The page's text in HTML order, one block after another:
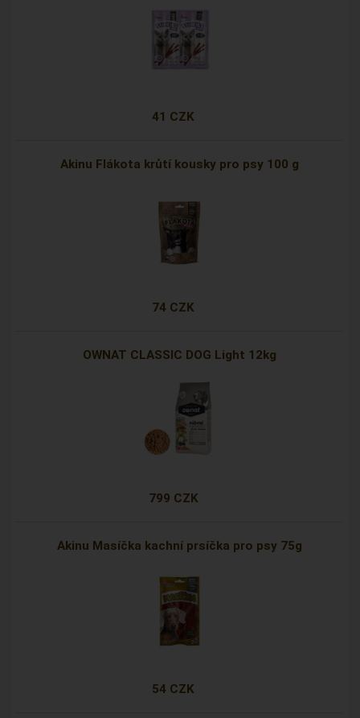
41 CZK
Akinu Flákota krůtí kousky pro psy 100 g
74 CZK
OWNAT CLASSIC DOG Light 12kg
799 CZK
Akinu Masíčka kachní prsíčka pro psy 75g
54 CZK